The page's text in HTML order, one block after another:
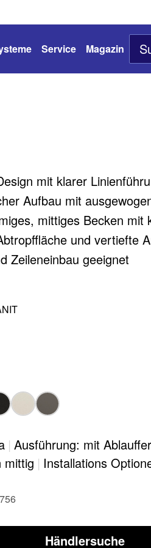
Service Magazin
mit klarer
Aufbau mit
mittiges Becken mit
und vertiefte
Zeileneinbau geeignet
| Ausführung: mit
mittig | Installations
Händlersuche